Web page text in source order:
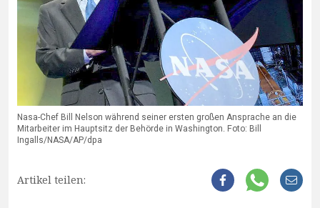
Nasa-Chef Bill Nelson während seiner ersten großen Ansprache an die
Mitarbeiter im Hauptsitz der Behörde in Washington. Foto: Bill
Ingalls/NASA/AP/dpa
Artikel teilen: